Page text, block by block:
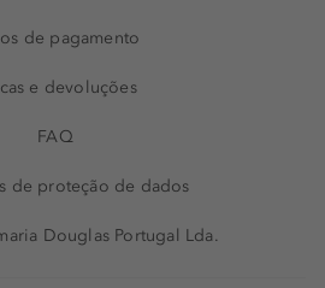
de pagamento
e devoluções
FAQ
de proteção de dados
Douglas Portugal Lda.